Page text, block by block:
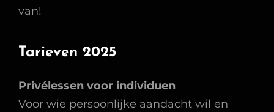
van!
Tarieven 2025
Privélessen voor individuen
Voor wie persoonlijke aandacht wil en